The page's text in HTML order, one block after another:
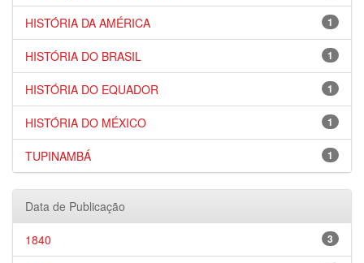
1
HISTÓRIA DA AMÉRICA
1
HISTÓRIA DO BRASIL
1
HISTÓRIA DO EQUADOR
1
HISTÓRIA DO MÉXICO
1
TUPINAMBÁ
Data de Publicação
3
1840